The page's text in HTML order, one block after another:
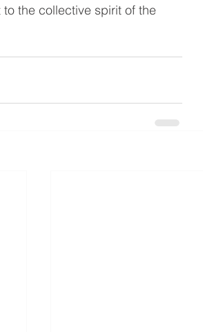
the collective spirit of the